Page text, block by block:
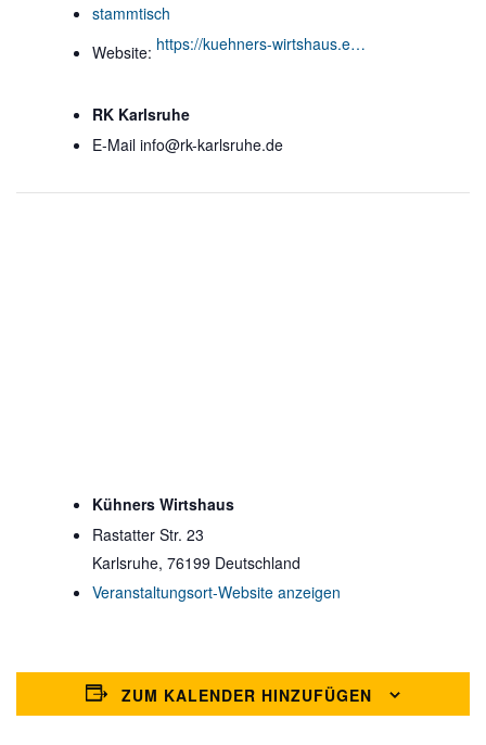
stammtisch
Website:
https://kuehners-wirtshaus.eatbu.com/
RK Karlsruhe
E-Mail info@rk-karlsruhe.de
Kühners Wirtshaus
Rastatter Str. 23
Karlsruhe, 76199 Deutschland
Veranstaltungsort-Website anzeigen
ZUM KALENDER HINZUFÜGEN